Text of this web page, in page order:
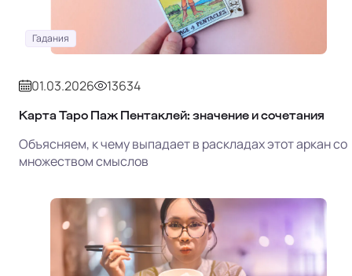
Гадания
01.03.2026 13634
Карта Таро Паж Пентаклей: значение и сочетания
Объясняем, к чему выпадает в раскладах этот аркан со
множеством смыслов